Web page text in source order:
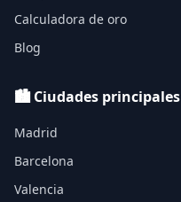
Calculadora de oro
Blog
🏙️ Ciudades principales
Madrid
Barcelona
Valencia